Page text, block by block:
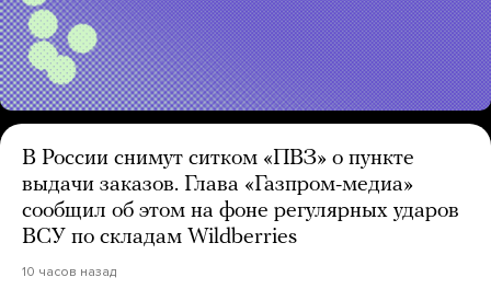
В России снимут ситком «ПВЗ» о пункте
выдачи заказов. Глава «Газпром-медиа»
сообщил об этом на фоне регулярных ударов
ВСУ по складам Wildberries
10 часов назад